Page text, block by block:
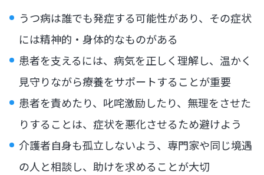
うつ病は誰でも発症する可能性があり、その症状
には精神的・身体的なものがある
患者を支えるには、病気を正しく理解し、温かく
見守りながら療養をサポートすることが重要
患者を責めたり、叱咤激励したり、無理をさせた
りすることは、症状を悪化させるため避けよう
介護者自身も孤立しないよう、専門家や同じ境遇
の人と相談し、助けを求めることが大切